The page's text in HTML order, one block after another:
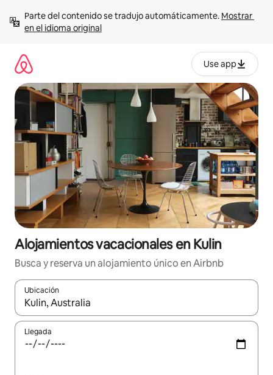
contenido
Parte del contenido se tradujo automáticamente. Mostrar
en el idioma original
Use app
Alojamientos vacacionales en Kulin
Busca y reserva un alojamiento único en Airbnb
Ubicación
Cuando los resultados estén disponibles, podrás navegar
Llegada